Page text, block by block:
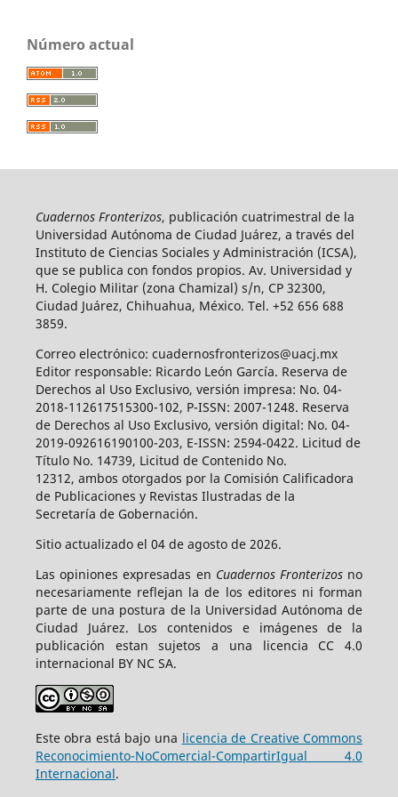
Número actual
Cuadernos Fronterizos, publicación cuatrimestral de la
Universidad Autónoma de Ciudad Juárez, a través del
Instituto de Ciencias Sociales y Administración (ICSA),
que se publica con fondos propios. Av. Universidad y
H. Colegio Militar (zona Chamizal) s/n, CP 32300,
Ciudad Juárez, Chihuahua, México. Tel. +52 656 688
3859.
Correo electrónico: cuadernosfronterizos@uacj.mx
Editor responsable: Ricardo León García. Reserva de
Derechos al Uso Exclusivo, versión impresa: No. 04-
2018-112617515300-102, P-ISSN: 2007-1248. Reserva
de Derechos al Uso Exclusivo, versión digital: No. 04-
2019-092616190100-203, E-ISSN: 2594-0422. Licitud de
Título No. 14739, Licitud de Contenido No.
12312, ambos otorgados por la Comisión Calificadora
de Publicaciones y Revistas Ilustradas de la
Secretaría de Gobernación.
Sitio actualizado el 04 de agosto de 2026.
Las opiniones expresadas en Cuadernos Fronterizosno
necesariamente reflejan la de los editores ni forman
parte de una postura de la Universidad Autónoma de
Ciudad Juárez. Los contenidos e imágenes de la
publicación estan sujetos a una licencia CC 4.0
internacional BY NC SA.
Este obra está bajo una licencia de Creative Commons
Reconocimiento-NoComercial-CompartirIgual 4.0
Internacional.